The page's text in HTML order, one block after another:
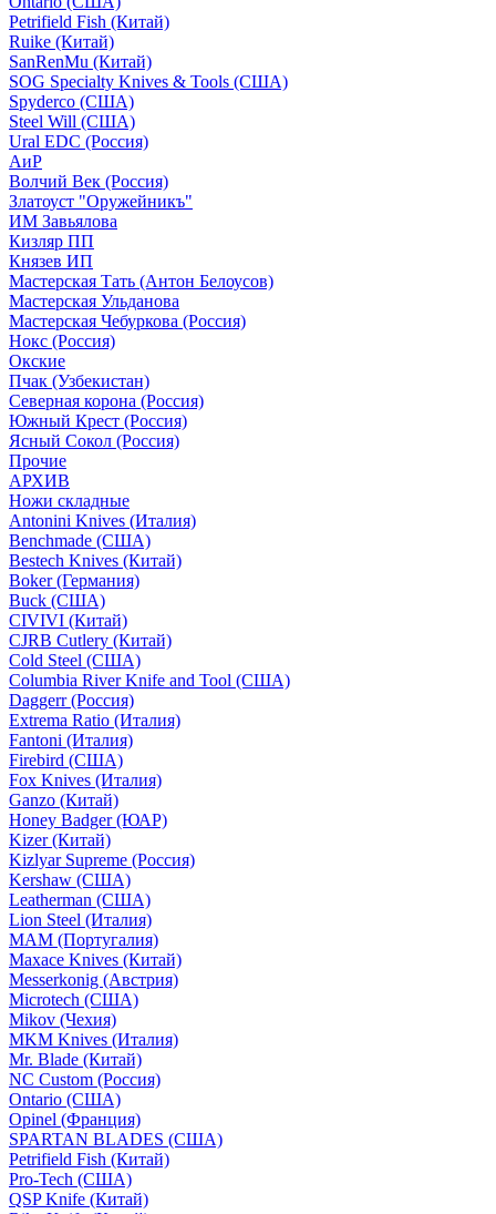
Petrifield Fish (Китай)
Ruike (Китай)
SanRenMu (Китай)
SOG Specialty Knives & Tools (США)
Spyderco (США)
Steel Will (США)
Ural EDC (Россия)
АиР
Волчий Век (Россия)
Златоуст "Оружейникъ"
ИМ Завьялова
Кизляр ПП
Князев ИП
Мастерская Тать (Антон Белоусов)
Мастерская Ульданова
Мастерская Чебуркова (Россия)
Нокс (Россия)
Окские
Пчак (Узбекистан)
Северная корона (Россия)
Южный Крест (Россия)
Ясный Сокол (Россия)
Прочие
АРХИВ
Ножи складные
Antonini Knives (Италия)
Benchmade (США)
Bestech Knives (Китай)
Boker (Германия)
Buck (США)
CIVIVI (Китай)
CJRB Cutlery (Китай)
Cold Steel (США)
Columbia River Knife and Tool (США)
Daggerr (Россия)
Extrema Ratio (Италия)
Fantoni (Италия)
Firebird (США)
Fox Knives (Италия)
Ganzo (Китай)
Honey Badger (ЮАР)
Kizer (Китай)
Kizlyar Supreme (Россия)
Kershaw (США)
Leatherman (США)
Lion Steel (Италия)
MAM (Португалия)
Maxace Knives (Китай)
Messerkonig (Австрия)
Microtech (США)
Mikov (Чехия)
MKM Knives (Италия)
Mr. Blade (Китай)
NC Custom (Россия)
Ontario (США)
Opinel (Франция)
SPARTAN BLADES (США)
Petrifield Fish (Китай)
Pro-Tech (США)
QSP Knife (Китай)